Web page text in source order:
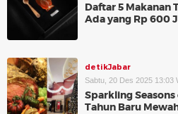
Daftar 5 Makanan
Ada yang Rp 600
detikJabar
Sabtu, 20 Des 2025 13:03
Sparkling Seasons
Tahun Baru